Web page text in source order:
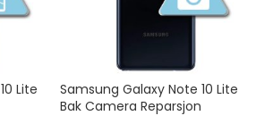
Lite
Samsung Galaxy Note 10 Lite
Bak Camera Reparsjon